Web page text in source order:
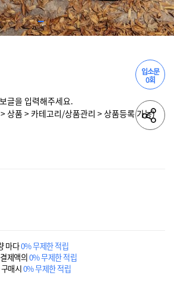
입소문
0회
글을 입력해주세요.
상품 > 카테고리/상품관리 > 상품등록 가능)
마다0% 무제한 적립
제액의0% 무제한 적립
매시0% 무제한 적립